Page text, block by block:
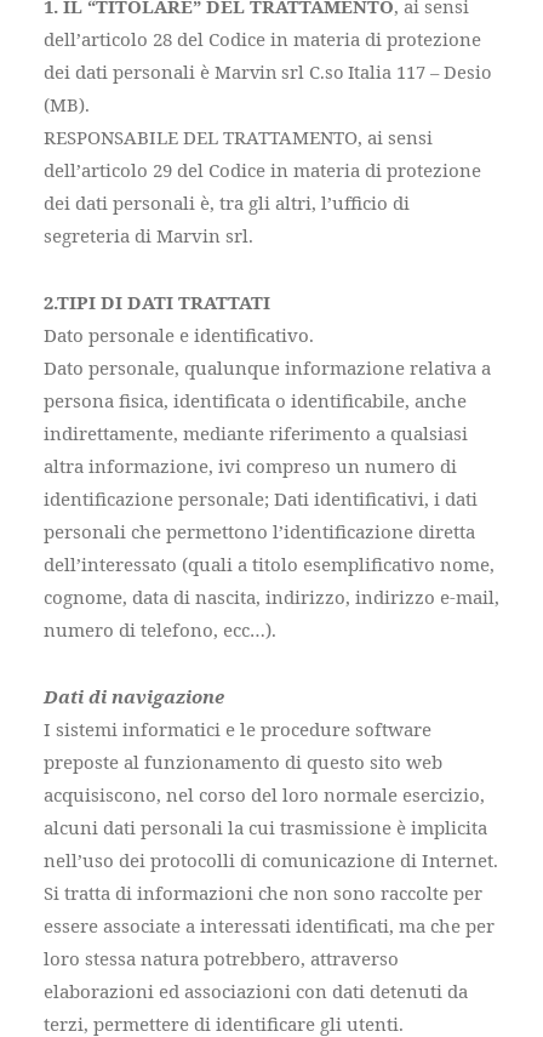
1. IL “TITOLARE” DEL TRATTAMENTO, ai sensi
dell’articolo 28 del Codice in materia di protezione
dei dati personali è Marvin srl C.so Italia 117 – Desio
(MB).
RESPONSABILE DEL TRATTAMENTO, ai sensi
dell’articolo 29 del Codice in materia di protezione
dei dati personali è, tra gli altri, l’ufficio di
segreteria di Marvin srl.
2.TIPI DI DATI TRATTATI
Dato personale e identificativo.
Dato personale, qualunque informazione relativa a
persona fisica, identificata o identificabile, anche
indirettamente, mediante riferimento a qualsiasi
altra informazione, ivi compreso un numero di
identificazione personale; Dati identificativi, i dati
personali che permettono l’identificazione diretta
dell’interessato (quali a titolo esemplificativo nome,
cognome, data di nascita, indirizzo, indirizzo e-mail,
numero di telefono, ecc…).
Dati di navigazione
I sistemi informatici e le procedure software
preposte al funzionamento di questo sito web
acquisiscono, nel corso del loro normale esercizio,
alcuni dati personali la cui trasmissione è implicita
nell’uso dei protocolli di comunicazione di Internet.
Si tratta di informazioni che non sono raccolte per
essere associate a interessati identificati, ma che per
loro stessa natura potrebbero, attraverso
elaborazioni ed associazioni con dati detenuti da
terzi, permettere di identificare gli utenti.